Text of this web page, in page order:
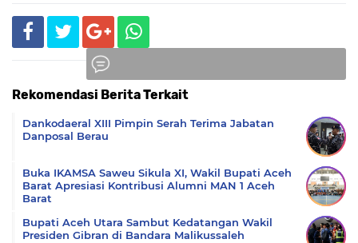
Rekomendasi Berita Terkait
Dankodaeral XIII Pimpin Serah Terima Jabatan
Danposal Berau
Buka IKAMSA Saweu Sikula XI, Wakil Bupati Aceh
Barat Apresiasi Kontribusi Alumni MAN 1 Aceh
Barat
Bupati Aceh Utara Sambut Kedatangan Wakil
Presiden Gibran di Bandara Malikussaleh